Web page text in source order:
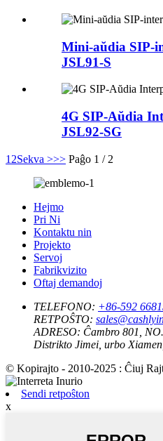
Mini-aŭdia SIP-
JSL91-S
4G SIP-Aŭdia
JSL92-SG
1 2Sekva >>> Paĝo 1 / 2
Hejmo
Pri Ni
Kontaktu nin
Projekto
Servoj
Fabrikvizito
Oftaj demandoj
TELEFONO: +86-592
RETPOŜTO:
ADRESO: Ĉambro 801,
Distrikto Jimei, urbo
© Kopirajto - 2010-2025 : Ĉiuj
Sendi retpoŝton
x